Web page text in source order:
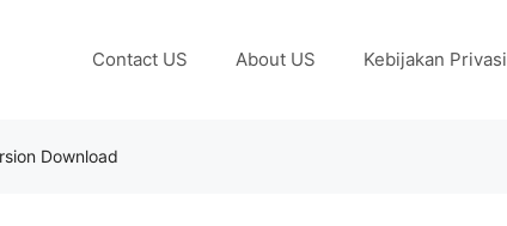
Contact US About US Kebijakan Privasi
Download